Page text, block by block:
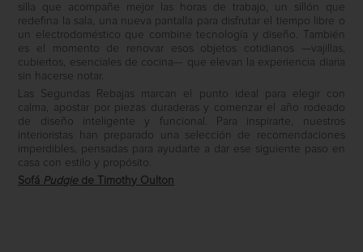
silla que acompañe mejor las horas de trabajo, un sillón que
redefina la sala, una nueva pantalla para disfrutar el tiempo libre o
un electrodoméstico que combine tecnología y diseño. También
es el momento de renovar esos objetos cotidianos —vajillas,
cubiertos, esenciales de cocina— que elevan la experiencia diaria
sin hacerse notar.
Las Segundas Rebajas marcan el punto ideal para elegir con
calma, apostar por piezas duraderas y comenzar el año rodeado
de diseño inteligente y funcional. Para inspirarte, nuestros
interioristas han preparado una selección de recomendaciones
imperdibles, pensadas para ayudarte a dar ese siguiente paso en
casa con estilo y propósito.
Sofá Pudgie de Timothy Oulton